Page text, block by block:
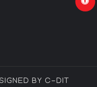
BY C-DIT